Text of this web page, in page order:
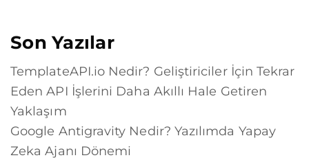
Son Yazılar
TemplateAPI.io Nedir? Geliştiriciler İçin Tekrar
Eden API İşlerini Daha Akıllı Hale Getiren
Yaklaşım
Google Antigravity Nedir? Yazılımda Yapay
Zeka Ajanı Dönemi